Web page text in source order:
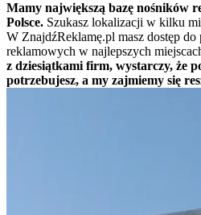
Mamy największą bazę nośników
Polsce. Szukasz lokalizacji w kilku
W ZnajdźReklamę.pl masz dostęp
reklamowych w najlepszych
z dziesiątkami firm, wystarczy, że
potrzebujesz, a my zajmiemy się